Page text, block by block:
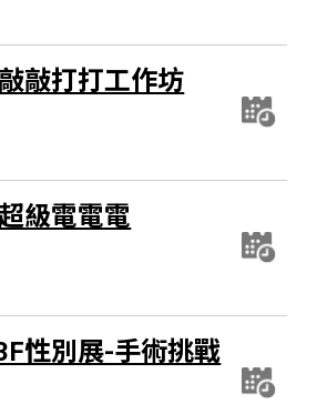
敲打打工作坊
級電電電
性別展-手術挑戰